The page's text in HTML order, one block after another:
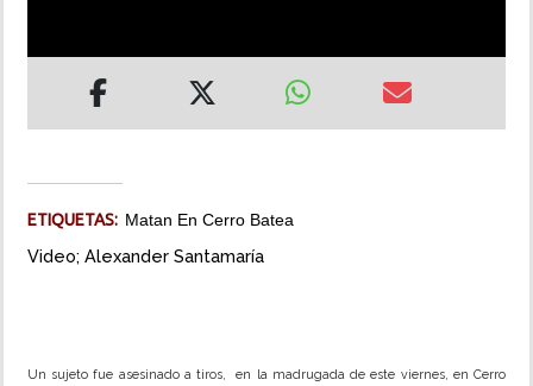
INSÓLITAS
MULTIMEDIA
ETIQUETAS: Matan En Cerro Batea
Video; Alexander Santamaría
Un sujeto fue asesinado a tiros, en la madrugada de este viernes, en Cerro